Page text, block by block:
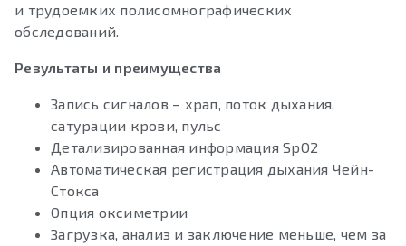
и трудоемких полисомнографических
обследований.
Результаты и преимущества
Запись сигналов – храп, поток дыхания,
сатурации крови, пульс
Детализированная информация SpO2
Автоматическая регистрация дыхания Чейн-
Стокса
Опция оксиметрии
Загрузка, анализ и заключение меньше, чем за